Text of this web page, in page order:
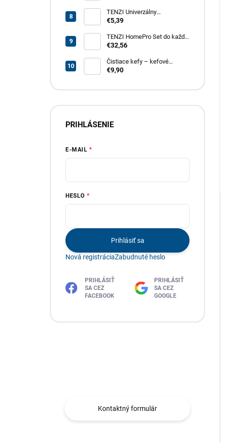
TENZI Univerzálny
odmasťovač GT – revolučný
domácnosť, garáž aj záhradu
€5,39
TENZI HomePro Set do každej
domácnosti
€32,56
Čistiace kefy – kefové
nadstavce do vŕtačky, 4 dielna
€9,90
PRIHLÁSENIE
E-MAIL
HESLO
Prihlásiť sa
Nová registráciaZabudnuté heslo
PRIHLÁSIŤ
SA CEZ
FACEBOOK
PRIHLÁSIŤ
SA CEZ
GOOGLE
Kontaktný formulár